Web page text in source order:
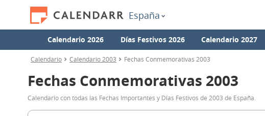
España
Calendario 2026 Días Festivos 2026 Calendario 2027
Calendario Calendario 2003 Fechas Conmemorativas 2003
Fechas Conmemorativas 2003
Calendario con todas las Fechas Importantes y Días Festivos de 2003 de España.